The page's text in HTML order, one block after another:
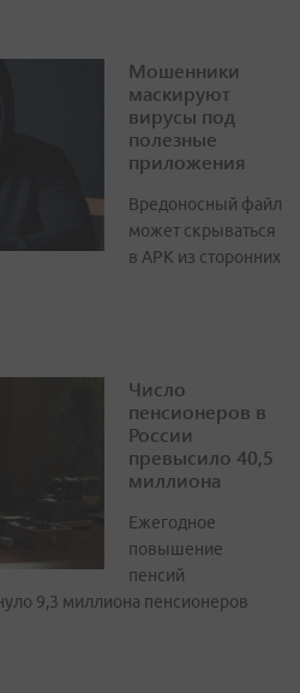
Мошенники
маскируют
вирусы под
полезные
приложения
Вредоносный файл
может скрываться
в APK из сторонних
Число
пенсионеров в
России
превысило 40,5
миллиона
Ежегодное
повышение
пенсий
9,3 миллиона пенсионеров